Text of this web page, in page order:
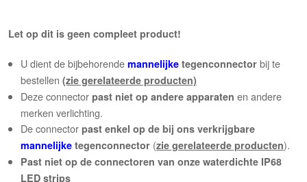
Let op dit is geen compleet product!
U dient de bijbehorendemannelijke tegenconnector bij te
bestellen(zie gerelateerde producten)
Deze connectorpast niet op andere apparaten en andere
merken verlichting.
De connectorpast enkel op de bij ons verkrijgbare
mannelijke tegenconnector (zie gerelateerde producten).
Past niet op de connectoren van onze waterdichte IP68
LED strips